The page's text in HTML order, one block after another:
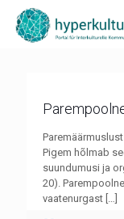
Pigem hõlmab
suundumusi ja
20).
vaatenurgast […]